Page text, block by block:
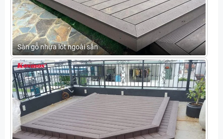
Sàn gỗ nhựa lót ngoài sân